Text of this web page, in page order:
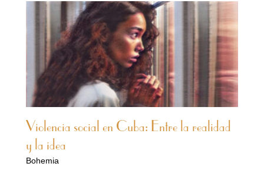
Violencia social en Cuba: Entre la realidad
y la idea
Bohemia